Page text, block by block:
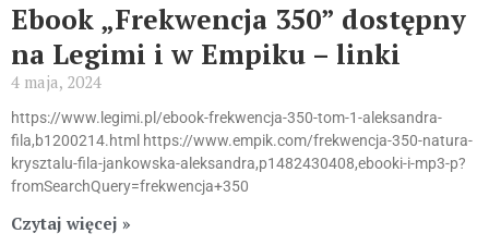
Ebook „Frekwencja 350” dostępny
na Legimi i w Empiku – linki
4 maja, 2024
https://www.legimi.pl/ebook-frekwencja-350-tom-1-aleksandra-
fila,b1200214.html https://www.empik.com/frekwencja-350-natura-
krysztalu-fila-jankowska-aleksandra,p1482430408,ebooki-i-mp3-p?
fromSearchQuery=frekwencja+350
Czytaj więcej »